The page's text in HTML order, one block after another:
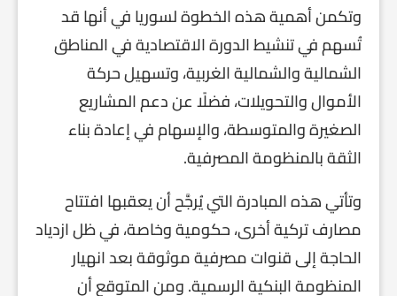
وتكمن أهمية هذه الخطوة لسوريا في أنها قد
تُسهم في تنشيط الدورة الاقتصادية في المناطق
الشمالية والشمالية الغربية، وتسهيل حركة
الأموال والتحويلات، فضلًا عن دعم المشاريع
الصغيرة والمتوسطة، والإسهام في إعادة بناء
الثقة بالمنظومة المصرفية.
وتأتي هذه المبادرة التي يُرجَّح أن يعقبها افتتاح
مصارف تركية أخرى، حكومية وخاصة، في ظل ازدياد
الحاجة إلى قنوات مصرفية موثوقة بعد انهيار
المنظومة البنكية الرسمية. ومن المتوقع أن